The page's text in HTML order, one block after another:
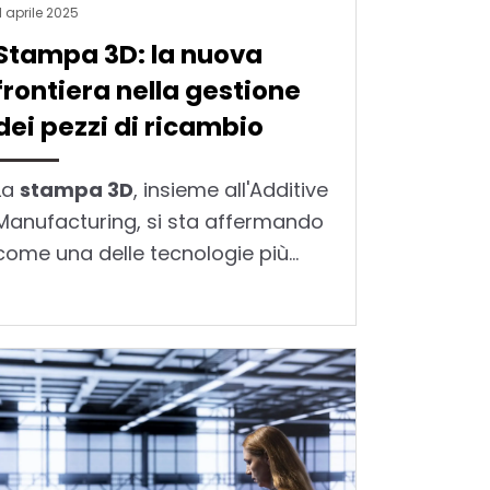
aprile 2025
3D: la nuova
nella gestione
pezzi di ricambio
stampa 3D, insieme all'Additive
si sta affermando
una delle tecnologie più...